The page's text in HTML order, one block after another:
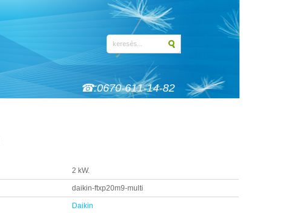
☎:0670-611-14-82
2 kW.
daikin-ftxp20m9-multi
Daikin